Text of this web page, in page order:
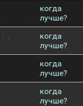
когда
лучше?
-
когда
лучше?
когда
лучше?
когда
лучше?